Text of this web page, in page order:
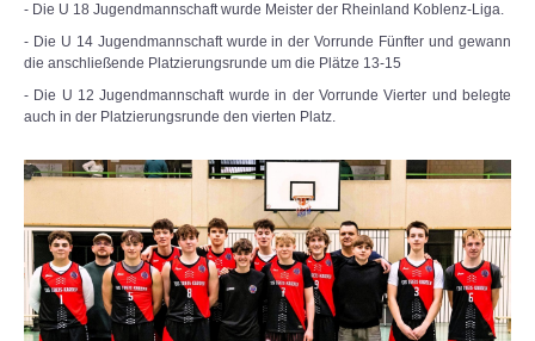
- Die U 18 Jugendmannschaft wurde Meister der Rheinland Koblenz-Liga.
- Die U 14 Jugendmannschaft wurde in der Vorrunde Fünfter und gewann
die anschließende Platzierungsrunde um die Plätze 13-15
- Die U 12 Jugendmannschaft wurde in der Vorrunde Vierter und belegte
auch in der Platzierungsrunde den vierten Platz.